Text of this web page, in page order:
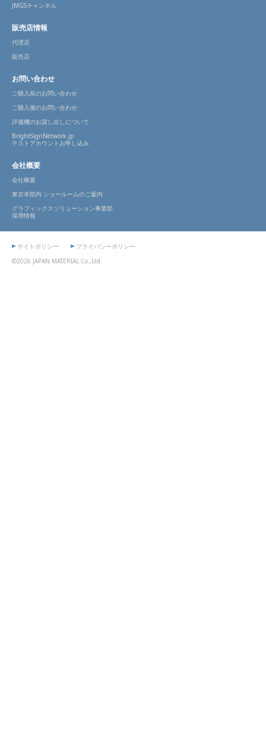
JMGSチャンネル
販売店情報
代理店
販売店
お問い合わせ
ご購入前のお問い合わせ
ご購入後のお問い合わせ
評価機のお貸し出しについて
BrightSignNetwork.jp
テストアカウントお申し込み
会社概要
会社概要
東京本部内 ショールームのご案内
グラフィックスソリューション事業部
採用情報
©2026 JAPAN MATERIAL Co.,Ltd.
サイトポリシー プライバシーポリシー